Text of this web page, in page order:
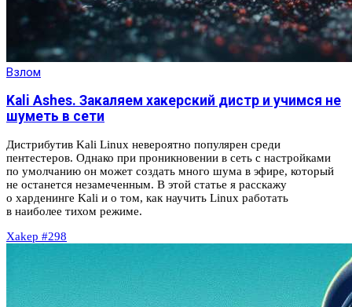
Взлом
Kali Ashes. Закаляем хакерский дистр и учимся не
шуметь в сети
Дистрибутив Kali Linux невероятно популярен среди
пентестеров. Однако при проникновении в сеть с настройками
по умолчанию он может создать много шума в эфире, который
не останется незамеченным. В этой статье я расскажу
о харденинге Kali и о том, как научить Linux работать
в наиболее тихом режиме.
Xakep #298